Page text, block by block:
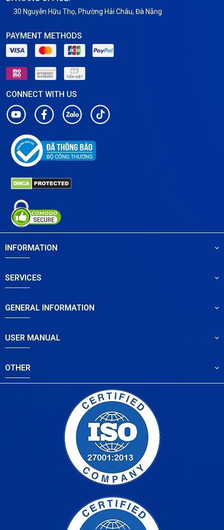
30 Nguyễn Hữu Thọ, Phường Hải Châu, Đà Nẵng
PAYMENT METHODS
CONNECT WITH US
INFORMATION
SERVICES
GENERAL INFORMATION
USER MANUAL
OTHER